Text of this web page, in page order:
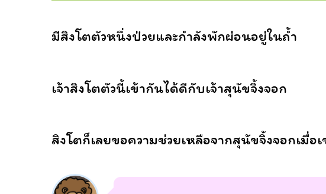
มีสิงโตตัวหนึ่งป่วยและกำลังพักผ่อนอยู่ในถ้ำ
เจ้าสิงโตตัวนี้เข้ากันได้ดีกับเจ้าสุนัขจิ้งจอก
สิงโตก็เลยขอความช่วยเหลือจากสุนัขจิ้งจอกเมื่อเ